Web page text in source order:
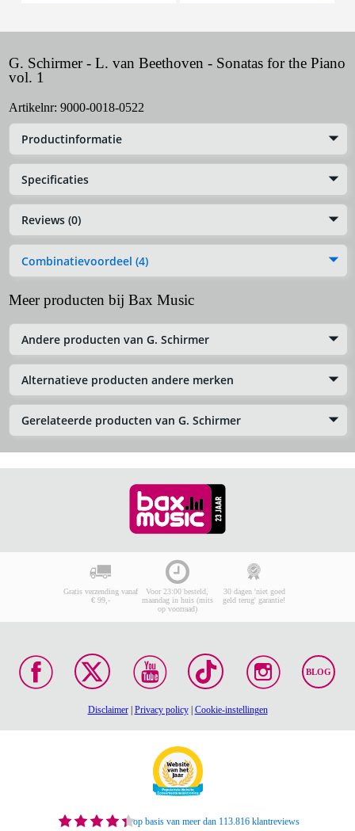
G. Schirmer - L. van Beethoven - Sonatas for the Piano
vol. 1
Artikelnr: 9000-0018-0522
Productinformatie
Specificaties
Reviews (0)
Combinatievoordeel (4)
Meer producten bij Bax Music
Andere producten van G. Schirmer
Alternatieve producten andere merken
Gerelateerde producten van G. Schirmer
Gratis verzending vanaf
€ 99,-
Voor 23:00 besteld,
maandag in huis (mits
op voorraad)
30 dagen 'niet goed
geld terug' garantie!
BLOG
Disclaimer| Privacy policy| Cookie-instellingen
op basis van meer dan 113.816 klantreviews